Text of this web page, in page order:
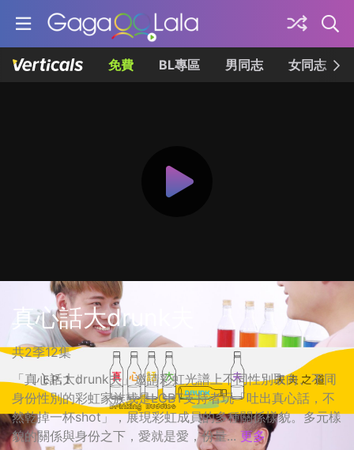
免費 BL專區 男同志 女同志
真心話大drunk夫
共2季12集
「真心話大drunk夫」邀請彩虹光譜上不同性別取向、不同
身份性別的彩虹家族或是LGBT支持者玩「吐出真心話，不
然乾掉一杯shot」，展現彩虹成員的多種關係樣貌。多元樣
貌的關係與身份之下，愛就是愛，份量... 更多